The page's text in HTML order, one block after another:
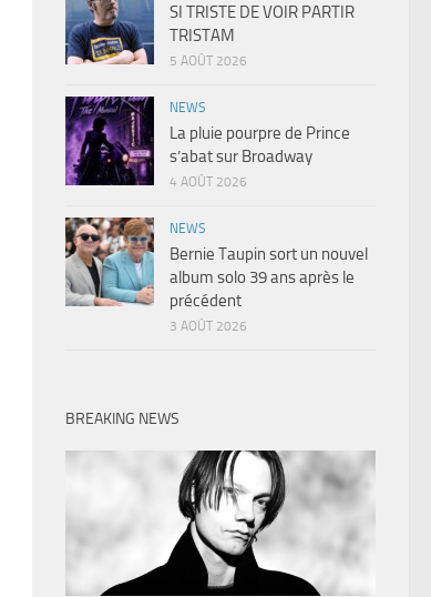
SI TRISTE DE VOIR PARTIR
TRISTAM
5 AOÛT 2026
NEWS
La pluie pourpre de Prince
s’abat sur Broadway
4 AOÛT 2026
NEWS
Bernie Taupin sort un nouvel
album solo 39 ans après le
précédent
3 AOÛT 2026
BREAKING NEWS